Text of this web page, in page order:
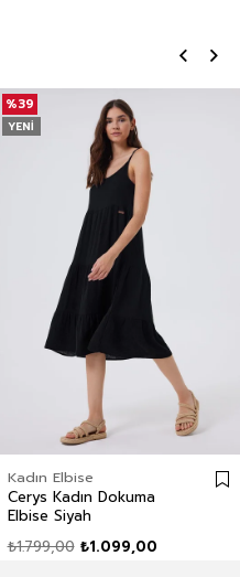
Kadın Elbise
Cerys Kadın Dokuma
Elbise Siyah
₺1.099,00
₺1.799,00
%39
YENI